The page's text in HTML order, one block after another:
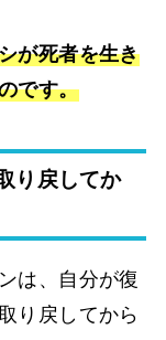
が死者を生き
です。
り戻してか
は、自分が復
り戻してから